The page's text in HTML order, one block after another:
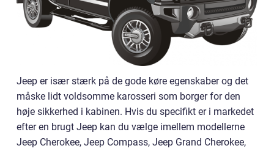
Jeep er især stærk på de gode køre egenskaber og det
måske lidt voldsomme karosseri som borger for den
høje sikkerhed i kabinen. Hvis du specifikt er i markedet
efter en brugt Jeep kan du vælge imellem modellerne
Jeep Cherokee, Jeep Compass, Jeep Grand Cherokee,